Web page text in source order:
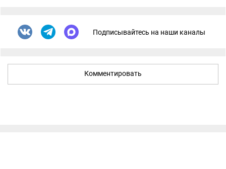
Подписывайтесь на наши каналы
Комментировать